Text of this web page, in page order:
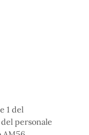
1 del
personale